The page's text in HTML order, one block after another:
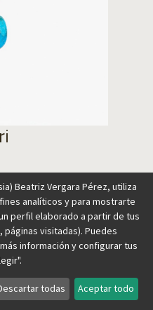
carrito
un toque de color a tus
Beatriz Vergara Pérez, utiliza
analíticos y para mostrarte
perfil elaborado a partir de tus
visitadas). Puedes
información y configurar tus
todas Aceptar todo